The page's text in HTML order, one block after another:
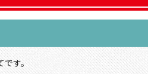
です。